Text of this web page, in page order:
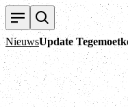
NieuwsUpdate